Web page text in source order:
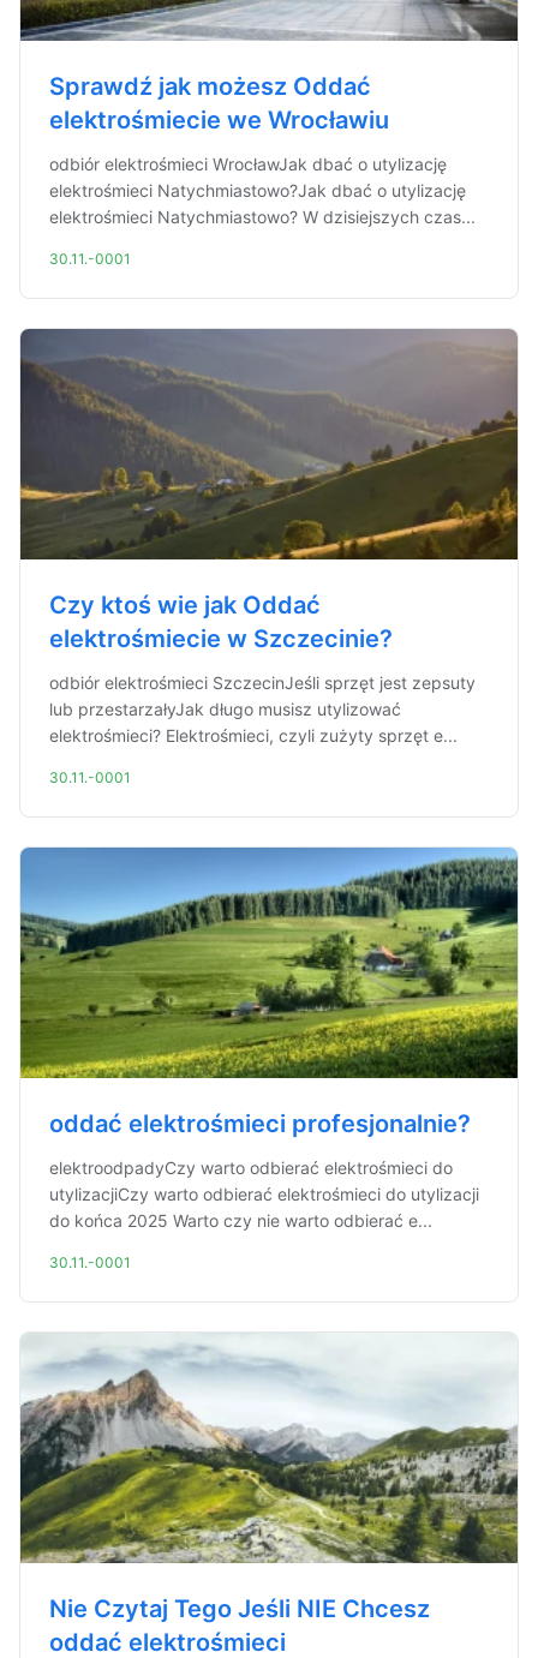
Sprawdź jak możesz Oddać
elektrośmiecie we Wrocławiu
odbiór elektrośmieci WrocławJak dbać o utylizację
elektrośmieci Natychmiastowo?Jak dbać o utylizację
elektrośmieci Natychmiastowo? W dzisiejszych czas...
30.11.-0001
Czy ktoś wie jak Oddać
elektrośmiecie w Szczecinie?
odbiór elektrośmieci SzczecinJeśli sprzęt jest zepsuty
lub przestarzałyJak długo musisz utylizować
elektrośmieci? Elektrośmieci, czyli zużyty sprzęt e...
30.11.-0001
oddać elektrośmieci profesjonalnie?
elektroodpadyCzy warto odbierać elektrośmieci do
utylizacjiCzy warto odbierać elektrośmieci do utylizacji
do końca 2025 Warto czy nie warto odbierać e...
30.11.-0001
Nie Czytaj Tego Jeśli NIE Chcesz
oddać elektrośmieci